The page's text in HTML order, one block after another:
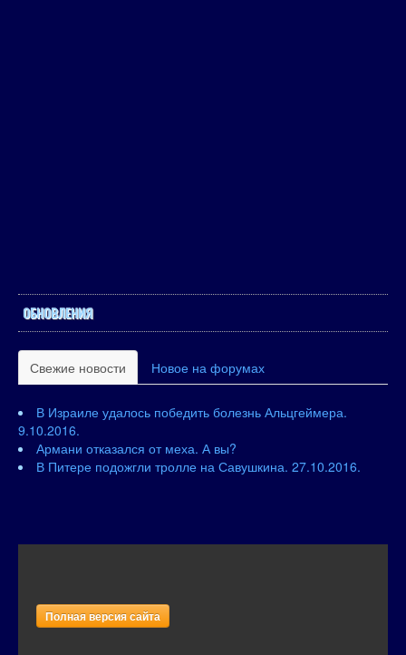
ОБНОВЛЕНИЯ
Свежие новости Новое на форумах
В Израиле удалось победить болезнь Альцгеймера.
9.10.2016.
Армани отказался от меха. А вы?
В Питере подожгли тролле на Савушкина. 27.10.2016.
Полная версия сайта